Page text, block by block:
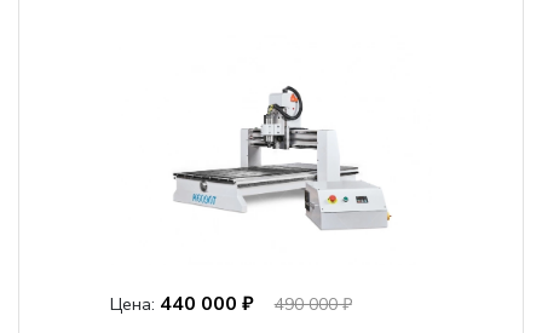
Цена: 440 000 ₽
490 000 ₽